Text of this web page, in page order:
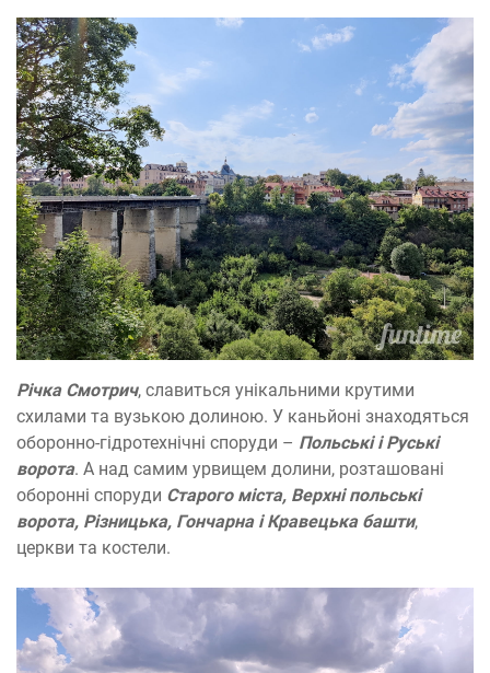
Річка Смотрич, славиться унікальними крутими
схилами та вузькою долиною. У каньйоні знаходяться
оборонно-гідротехнічні споруди – Польські і Руські
ворота. А над самим урвищем долини, розташовані
оборонні споруди Старого міста, Верхні польські
ворота, Різницька, Гончарна і Кравецька башти,
церкви та костели.